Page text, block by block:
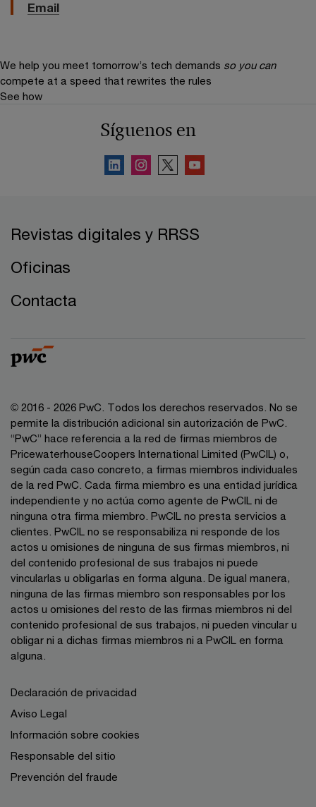
Email
We help you meet tomorrow’s tech demands so you can
compete at a speed that rewrites the rules
See how
Síguenos en
Revistas digitales y RRSS
Oficinas
Contacta
© 2016 - 2026 PwC. Todos los derechos reservados. No se
permite la distribución adicional sin autorización de PwC.
“PwC” hace referencia a la red de firmas miembros de
PricewaterhouseCoopers International Limited (PwCIL) o,
según cada caso concreto, a firmas miembros individuales
de la red PwC. Cada firma miembro es una entidad jurídica
independiente y no actúa como agente de PwCIL ni de
ninguna otra firma miembro. PwCIL no presta servicios a
clientes. PwCIL no se responsabiliza ni responde de los
actos u omisiones de ninguna de sus firmas miembros, ni
del contenido profesional de sus trabajos ni puede
vincularlas u obligarlas en forma alguna. De igual manera,
ninguna de las firmas miembro son responsables por los
actos u omisiones del resto de las firmas miembros ni del
contenido profesional de sus trabajos, ni pueden vincular u
obligar ni a dichas firmas miembros ni a PwCIL en forma
alguna.
Declaración de privacidad
Aviso Legal
Información sobre cookies
Responsable del sitio
Prevención del fraude